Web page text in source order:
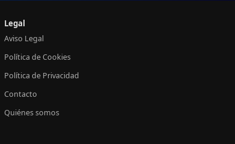
Legal
Aviso Legal
Política de Cookies
Política de Privacidad
Contacto
Quiénes somos